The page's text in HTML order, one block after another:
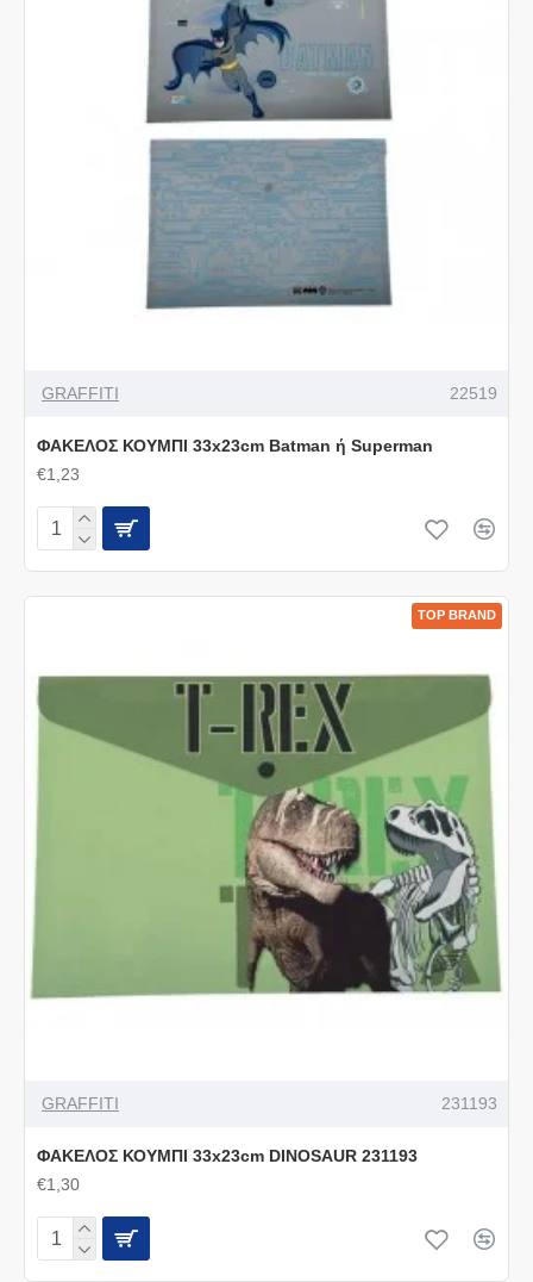
GRAFFITI 22519
ΦΑΚΕΛΟΣ ΚΟΥΜΠΙ 33x23cm Batman ή Superman
€1,23
TOP BRAND
GRAFFITI 231193
ΦΑΚΕΛΟΣ ΚΟΥΜΠΙ 33x23cm DINOSAUR 231193
€1,30